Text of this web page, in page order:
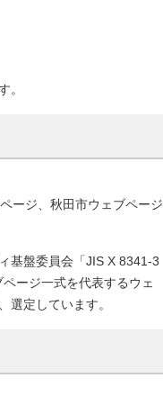
。
ージ、秋田市ウェブページ
基盤委員会「JIS X 8341-3
ージ一式を代表するウェ
選定しています。